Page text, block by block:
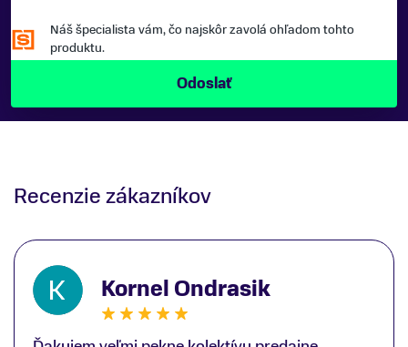
Náš špecialista vám, čo najskôr zavolá ohľadom tohto
produktu.
Recenzie zákazníkov
Kornel Ondrasik